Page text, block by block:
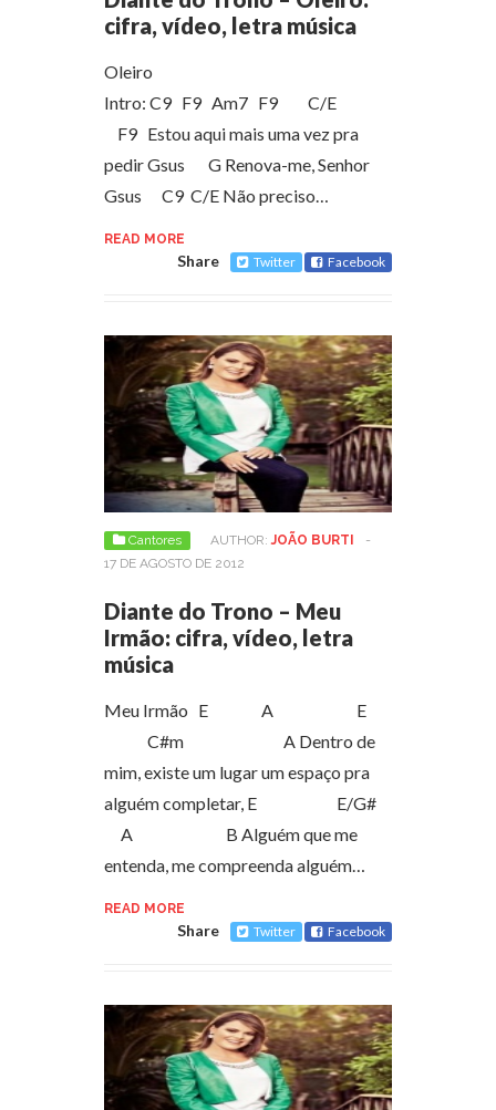
cifra, vídeo, letra música
Oleiro
Intro: C9 F9 Am7 F9 C/E
F9 Estou aqui mais uma vez pra
pedir Gsus G Renova-me, Senhor
Gsus C9 C/E Não preciso…
READ MORE
Share Twitter Facebook
Cantores AUTHOR: JOÃO BURTI
-
17 DE AGOSTO DE 2012
Diante do Trono – Meu
Irmão: cifra, vídeo, letra
música
Meu Irmão E A E
C#m A Dentro de
mim, existe um lugar um espaço pra
alguém completar, E E/G#
A B Alguém que me
entenda, me compreenda alguém…
READ MORE
Share Twitter Facebook